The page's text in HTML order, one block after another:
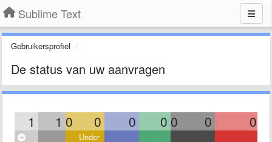
Sublime Text
Gebruikersprofiel
De status van uw aanvragen
1 1 0 0 0 0 0 0 0
Under